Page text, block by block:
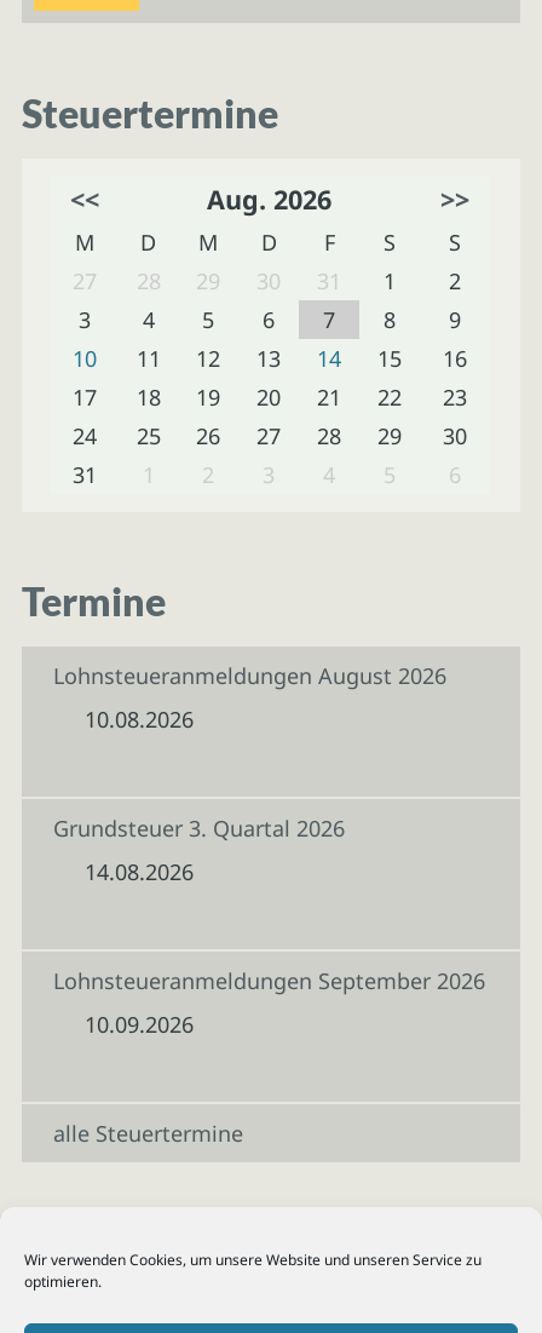
Wir verwenden Cookies, um unsere Website und unseren Service zu
optimieren.
Steuertermine
<< Aug. 2026 >>
M D M D F S
S
27
28 29 30 31 1
2
3
4 5 6 7 8
9
10
11 12 13 14 15
16
17
18 19 20 21 22
23
24
25 26 27 28 29
30
31
1 2 3 4 5 6
Termine
Lohnsteueranmeldungen August 2026
10.08.2026
Grundsteuer 3. Quartal 2026
14.08.2026
Lohnsteueranmeldungen September 2026
10.09.2026
alle Steuertermine